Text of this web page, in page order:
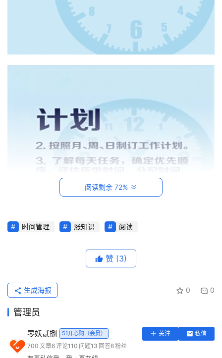
首
日
一
读
用
阅读剩余 72%
时间管理 涨知识 阅读
赞 (3)
0 0
生成海报
管理员
零妖贰捌 51开心购（会员） 关注
私信
700 文章6评论110 问题13 回答6粉丝